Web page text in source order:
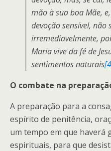
mão à sua boa Mãe,
devoção sensível, não
irremediavelmente,
Maria vive da fé de
sentimentos naturais
O combate na
A preparação para a
espírito de penitência,
um tempo em que haverá
espirituais, para que